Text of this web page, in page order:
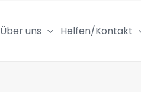
Über uns Helfen/Kontakt